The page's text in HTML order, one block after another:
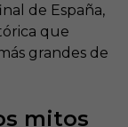
de España,
que
grandes de
mitos